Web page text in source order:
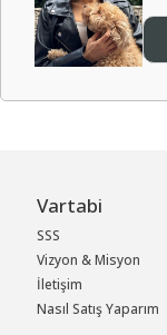
Vartabi
SSS
Vizyon & Misyon
İletişim
Nasıl Satış Yaparım